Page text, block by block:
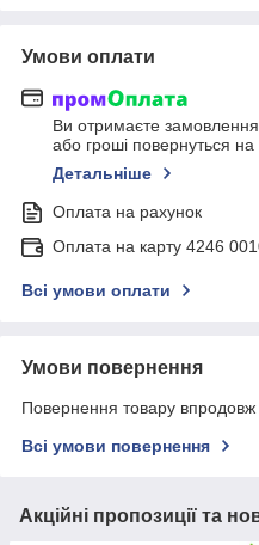
Умови оплати
Ви отримаєте замовлення
або гроші повернуться на
Детальніше
Оплата на рахунок
Оплата на карту 4246
Всі умови оплати
Умови повернення
Повернення товару впродовж
Всі умови повернення
Акційні пропозиції та